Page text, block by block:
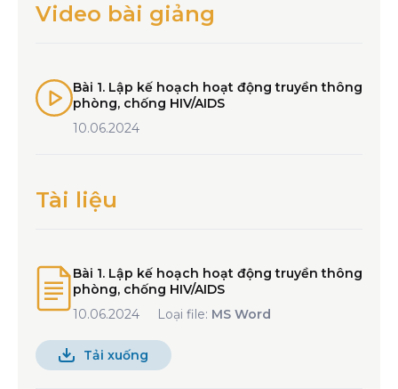
Video bài giảng
Bài 1. Lập kế hoạch hoạt động truyền thông
phòng, chống HIV/AIDS
10.06.2024
Tài liệu
Bài 1. Lập kế hoạch hoạt động truyền thông
phòng, chống HIV/AIDS
10.06.2024
Loại file: MS Word
Tải xuống